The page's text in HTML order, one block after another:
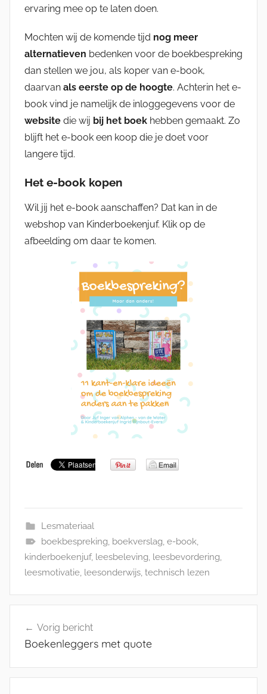
ervaring mee op te laten doen.
Mochten wij de komende tijd nog meer
alternatieven bedenken voor de boekbespreking
dan stellen we jou, als koper van e-book,
daarvan als eerste op de hoogte. Achterin het e-
book vind je namelijk de inloggegevens voor de
website die wij bij het boek hebben gemaakt. Zo
blijft het e-book een koop die je doet voor
langere tijd.
Het e-book kopen
Wil jij het e-book aanschaffen? Dat kan in de
webshop van Kinderboekenjuf. Klik op de
afbeelding om daar te komen.
Lesmateriaal
boekbespreking, boekverslag, e-book,
kinderboekenjuf, leesbeleving, leesbevordering,
leesmotivatie, leesonderwijs, technisch lezen
navigatie
Vorig bericht
Boekenleggers met quote